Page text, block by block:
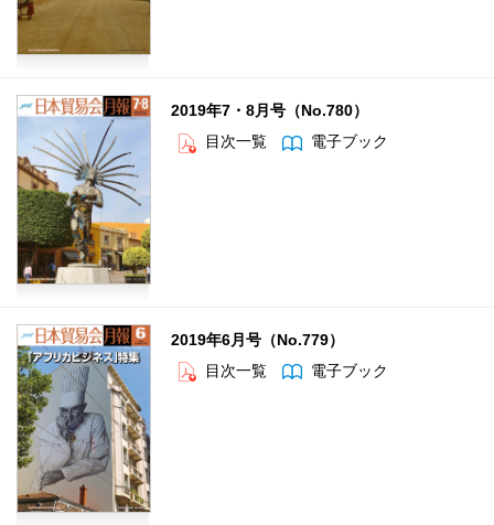
2019年7・8月号（No.780）
目次一覧
電子ブック
2019年6月号（No.779）
目次一覧
電子ブック